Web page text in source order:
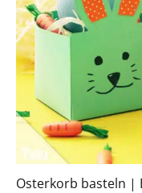
Osterkorb basteln |